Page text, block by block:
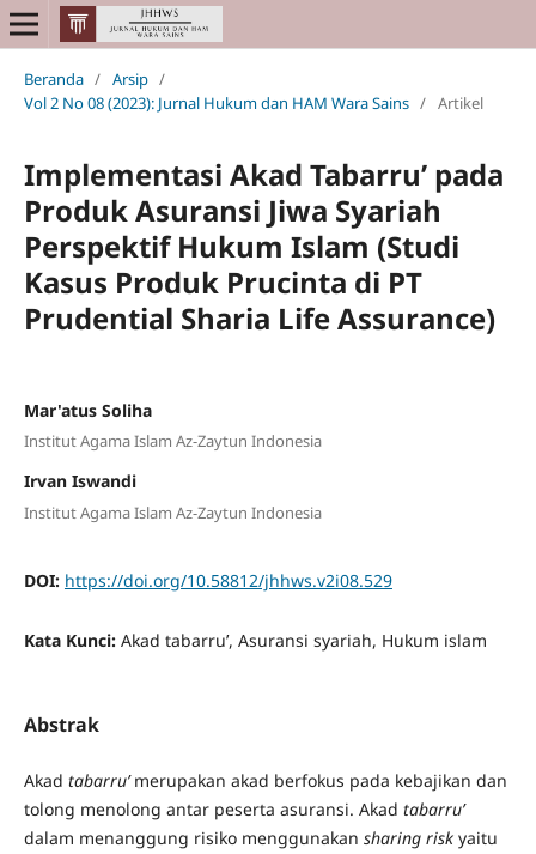
Beranda / Arsip /
Vol 2 No 08 (2023): Jurnal Hukum dan HAM Wara Sains / Artikel
Implementasi Akad Tabarru’ pada
Produk Asuransi Jiwa Syariah
Perspektif Hukum Islam (Studi
Kasus Produk Prucinta di PT
Prudential Sharia Life Assurance)
Mar'atus Soliha
Institut Agama Islam Az-Zaytun Indonesia
Irvan Iswandi
Institut Agama Islam Az-Zaytun Indonesia
DOI: https://doi.org/10.58812/jhhws.v2i08.529
Kata Kunci: Akad tabarru’, Asuransi syariah, Hukum islam
Abstrak
Akad tabarru’merupakan akad berfokus pada kebajikan dan
tolong menolong antar peserta asuransi. Akad tabarru’
dalam menanggung risiko menggunakan sharing riskyaitu